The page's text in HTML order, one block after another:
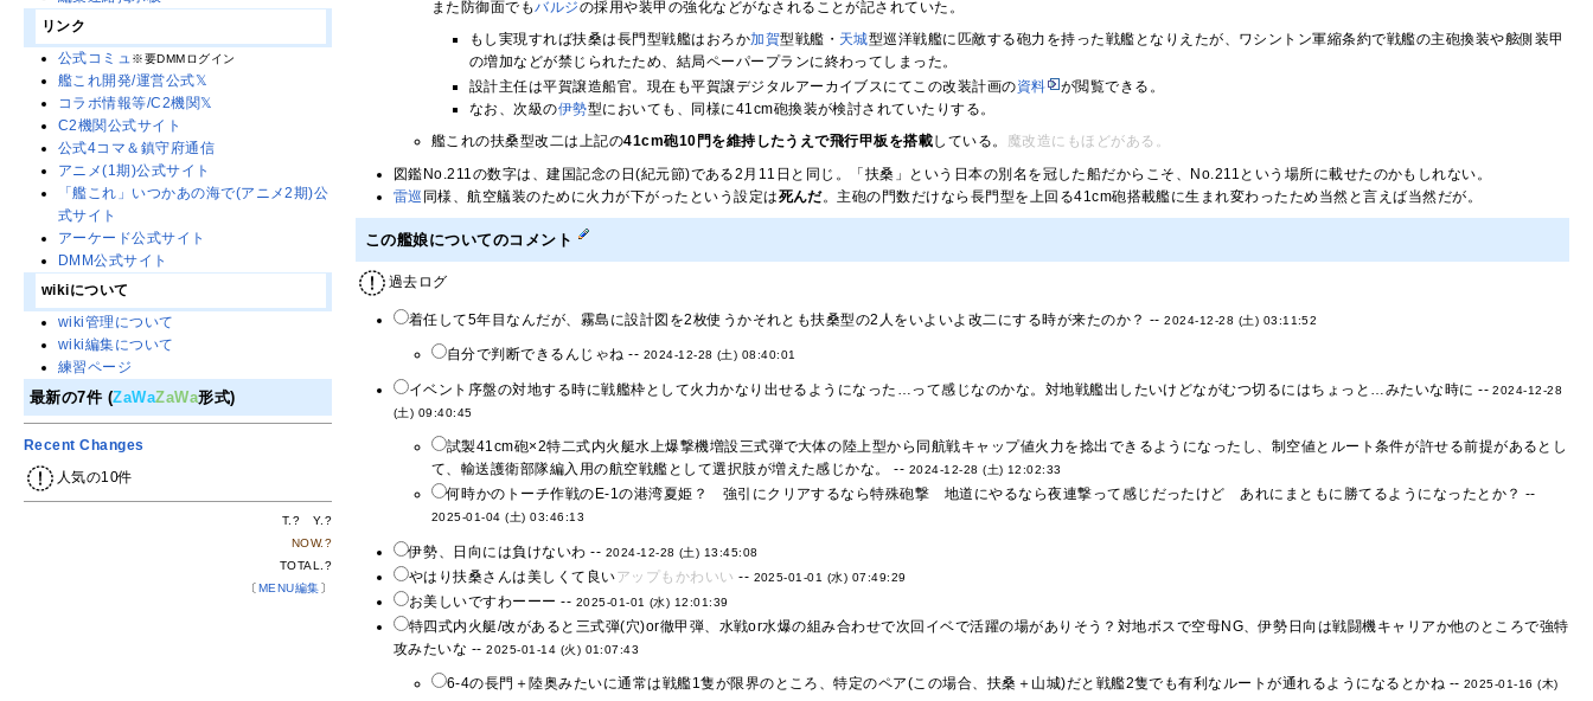
また防御面でもバルジの採用や装甲の強化などがなされることが記されていた。
もし実現すれば扶桑は長門型戦艦はおろか加賀型戦艦・ 天城型巡洋戦艦に匹敵する砲力を持った戦艦となりえたが、ワシントン軍縮条約で戦艦の主砲換装や舷側装甲
の増加などが禁じられたため、結局ペーパープランに終わってしまった。
設計主任は平賀譲造船官。現在も平賀譲デジタルアーカイブスにてこの改装計画の資料
が閲覧できる。
なお、次級の伊勢型においても、同様に41cm砲換装が検討されていたりする。
艦これの扶桑型改二は上記の41cm砲10門を維持したうえで飛行甲板を搭載している。
魔改造にもほどがある。
図鑑No.211の数字は、建国記念の日(紀元節)である2月11日と同じ。「扶桑」という日本の別名を冠した船だからこそ、No.211という場所に載せたのかもしれない。
雷巡 同様、航空艤装のために火力が下がったという設定は死んだ。主砲の門数だけなら長門型を上回る41cm砲搭載艦に生まれ変わったため当然と言えば当然だが。
この艦娘についてのコメント
過去ログ
着任して5年目なんだが、霧島に設計図を2枚使うかそれとも扶桑型の2人をいよいよ改二にする時が来たのか？ --2024-12-28 (土) 03:11:52
自分で判断できるんじゃね -- 2024-12-28 (土) 08:40:01
イベント序盤の対地する時に戦艦枠として火力かなり出せるようになった…って感じなのかな。対地戦艦出したいけどながむつ切るにはちょっと…みたいな時に --2024-12-28
(土) 09:40:45
試製41cm砲×2特二式内火艇水上爆撃機増設三式弾で大体の陸上型から同航戦キャップ値火力を捻出できるようになったし、制空値とルート条件が許せる前提があるとし
て、輸送護衛部隊編入用の航空戦艦として選択肢が増えた感じかな。 -- 2024-12-28 (土) 12:02:33
何時かのトーチ作戦のE-1の港湾夏姫？ 強引にクリアするなら特殊砲撃 地道にやるなら夜連撃って感じだったけど あれにまともに勝てるようになったとか？ --
2025-01-04 (土) 03:46:13
伊勢、日向には負けないわ -- 2024-12-28 (土) 13:45:08
やはり扶桑さんは美しくて良いアップもかわいい -- 2025-01-01 (水) 07:49:29
お美しいですわーーー -- 2025-01-01 (水) 12:01:39
特四式内火艇/改があると三式弾(穴)or徹甲弾、水戦or水爆の組み合わせで次回イベで活躍の場がありそう？対地ボスで空母NG、伊勢日向は戦闘機キャリアか他のところで強特
攻みたいな --2025-01-14 (火) 01:07:43
6-4の長門＋陸奥みたいに通常は戦艦1隻が限界のところ、特定のペア(この場合、扶桑＋山城)だと戦艦2隻でも有利なルートが通れるようになるとかね -- 2025-01-16 (木)
リンク
公式コミュ※要DMMログイン
艦これ開発/運営公式𝕏
コラボ情報等/C2機関𝕏
C2機関公式サイト
公式4コマ＆鎮守府通信
アニメ(1期)公式サイト
「艦これ」いつかあの海で(アニメ2期)公
式サイト
アーケード公式サイト
DMM公式サイト
wikiについて
wiki管理について
wiki編集について
練習ページ
最新の7件 (ZaWaZaWa形式)
Recent Changes
人気の10件
T.? Y.?
NOW.?
TOTAL.?
〔MENU編集〕